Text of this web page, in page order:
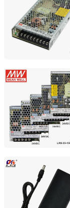
Zhejiang,
Abrizone
Zhejiang,
Shantou
Guangdong,